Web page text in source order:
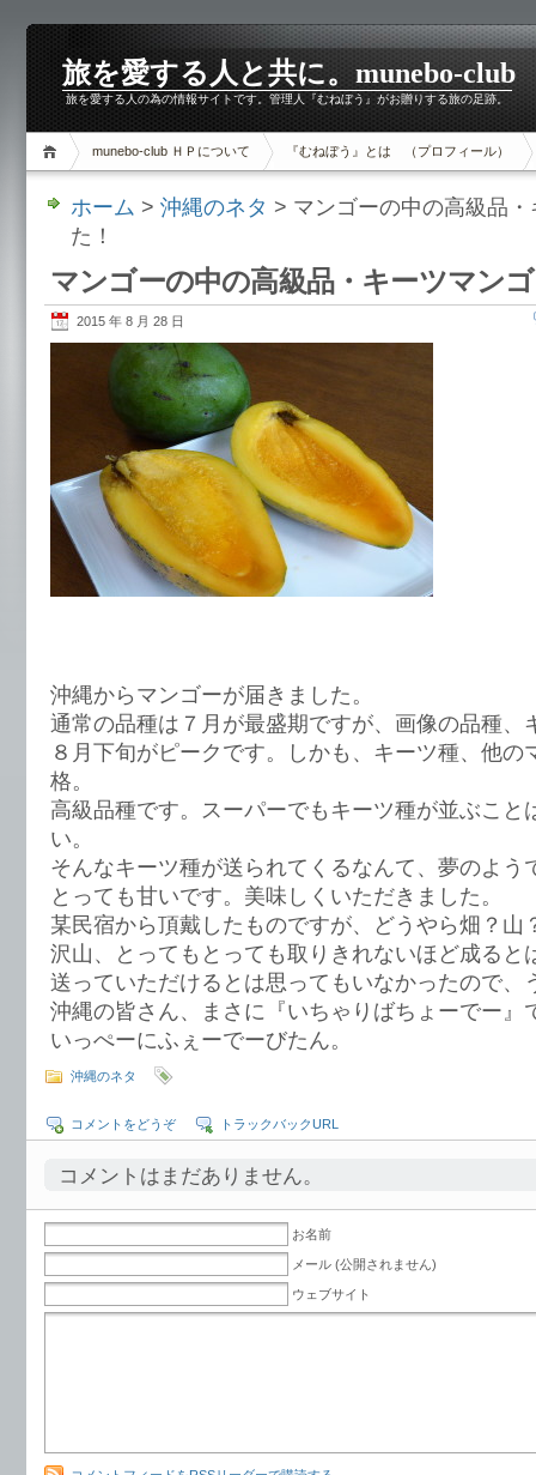
旅を愛する人と共に。munebo-club
旅を愛する人の為の情報サイトです。管理人『むねぼう』がお贈りする旅の足跡。
munebo-club ＨＰについて 『むねぼう』とは （プロフィール）
ホーム > 沖縄のネタ > マンゴーの中の高級品
た！
マンゴーの中の高級品・キーツマン
2015 年 8 月 28 日
沖縄からマンゴーが届きました。
通常の品種は７月が最盛期ですが、画像の品種、
８月下旬がピークです。しかも、キーツ種、他の
格。
高級品種です。スーパーでもキーツ種が並ぶこと
い。
そんなキーツ種が送られてくるなんて、夢のよう
とっても甘いです。美味しくいただきました。
某民宿から頂戴したものですが、どうやら畑？山
沢山、とってもとっても取りきれないほど成ると
送っていただけるとは思ってもいなかったので、
沖縄の皆さん、まさに『いちゃりばちょーでー』
いっぺーにふぇーでーびたん。
沖縄のネタ
コメントをどうぞ トラックバックURL
コメントはまだありません。
お名前
メール (公開されません)
ウェブサイト